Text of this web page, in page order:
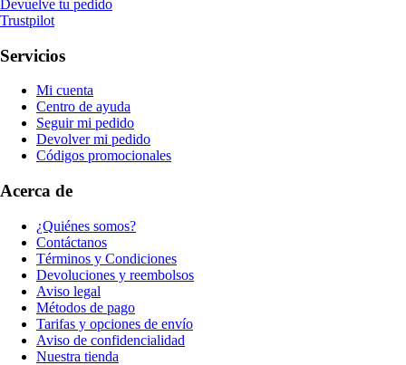
Devuelve tu pedido
Trustpilot
Servicios
Mi cuenta
Centro de ayuda
Seguir mi pedido
Devolver mi pedido
Códigos promocionales
Acerca de
¿Quiénes somos?
Contáctanos
Términos y Condiciones
Devoluciones y reembolsos
Aviso legal
Métodos de pago
Tarifas y opciones de envío
Aviso de confidencialidad
Nuestra tienda